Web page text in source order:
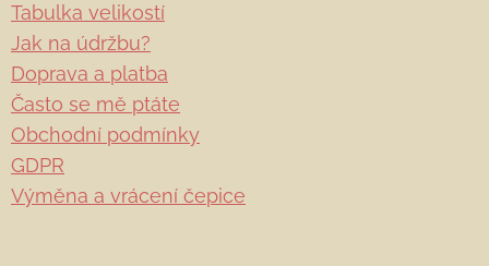
Tabulka velikostí
Jak na údržbu?
Doprava a platba
Často se mě ptáte
Obchodní podmínky
GDPR
Výměna a vrácení čepice